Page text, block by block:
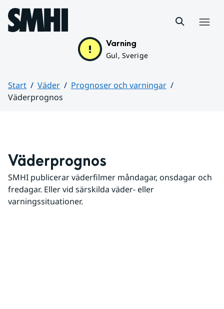
Hoppa till sidans innehåll
Varning
Gul, Sverige
Start Väder
Prognoser och varningar
Väderprognos
Väderprognos
SMHI publicerar väderfilmer måndagar, onsdagar och
fredagar. Eller vid särskilda väder- eller
varningssituationer.